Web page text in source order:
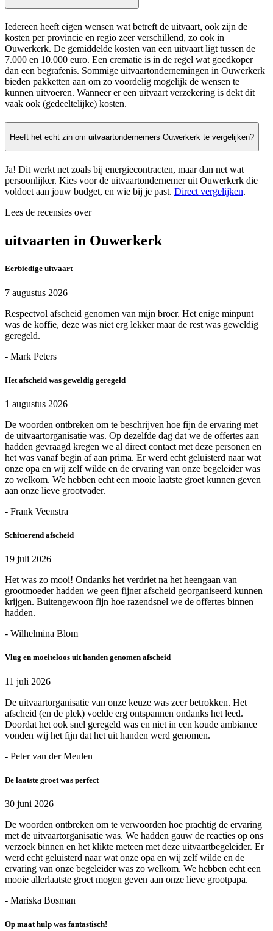
Iedereen heeft eigen wensen wat betreft de uitvaart, ook zijn de
kosten per provincie en regio zeer verschillend, zo ook in
Ouwerkerk. De gemiddelde kosten van een uitvaart ligt tussen de
7.000 en 10.000 euro. Een crematie is in de regel wat goedkoper
dan een begrafenis. Sommige uitvaartondernemingen in Ouwerkerk
bieden pakketten aan om zo voordelig mogelijk de wensen te
kunnen uitvoeren. Wanneer er een uitvaart verzekering is dekt dit
vaak ook (gedeeltelijke) kosten.
Heeft het echt zin om uitvaartondernemers Ouwerkerk te vergelijken?
Ja! Dit werkt net zoals bij energiecontracten, maar dan net wat
persoonlijker. Kies voor de uitvaartondernemer uit Ouwerkerk die
voldoet aan jouw budget, en wie bij je past. Direct vergelijken.
Lees de recensies over
uitvaarten in Ouwerkerk
Eerbiedige uitvaart
7 augustus 2026
Respectvol afscheid genomen van mijn broer. Het enige minpunt
was de koffie, deze was niet erg lekker maar de rest was geweldig
geregeld.
- Mark Peters
Het afscheid was geweldig geregeld
1 augustus 2026
De woorden ontbreken om te beschrijven hoe fijn de ervaring met
de uitvaartorganisatie was. Op dezelfde dag dat we de offertes aan
hadden gevraagd kregen we al direct contact met deze personen en
het was vanaf begin af aan prima. Er werd echt geluisterd naar wat
onze opa en wij zelf wilde en de ervaring van onze begeleider was
zo welkom. We hebben echt een mooie laatste groet kunnen geven
aan onze lieve grootvader.
- Frank Veenstra
Schitterend afscheid
19 juli 2026
Het was zo mooi! Ondanks het verdriet na het heengaan van
grootmoeder hadden we geen fijner afscheid georganiseerd kunnen
krijgen. Buitengewoon fijn hoe razendsnel we de offertes binnen
hadden.
- Wilhelmina Blom
Vlug en moeiteloos uit handen genomen afscheid
11 juli 2026
De uitvaartorganisatie van onze keuze was zeer betrokken. Het
afscheid (en de plek) voelde erg ontspannen ondanks het leed.
Doordat het ook snel geregeld was en niet in een koude ambiance
vonden wij het fijn dat het uit handen werd genomen.
- Peter van der Meulen
De laatste groet was perfect
30 juni 2026
De woorden ontbreken om te verwoorden hoe prachtig de ervaring
met de uitvaartorganisatie was. We hadden gauw de reacties op ons
verzoek binnen en het klikte meteen met deze uitvaartbegeleider. Er
werd echt geluisterd naar wat onze opa en wij zelf wilde en de
ervaring van onze begeleider was zo welkom. We hebben echt een
mooie allerlaatste groet mogen geven aan onze lieve grootpapa.
- Mariska Bosman
Op maat hulp was fantastisch!